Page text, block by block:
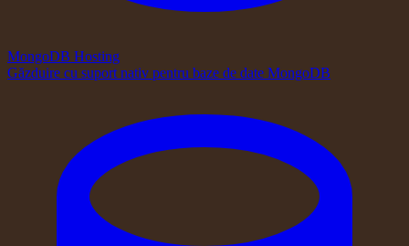
MongoDB Hosting
Găzduire cu suport nativ pentru baze de date MongoDB